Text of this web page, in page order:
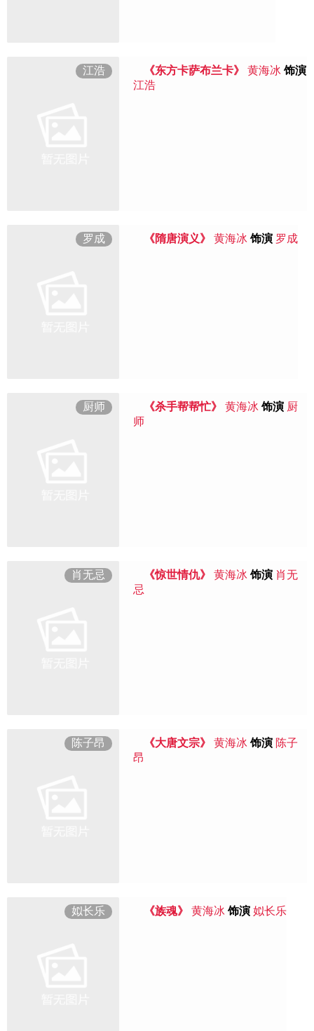
江浩 《东方卡萨布兰卡》 黄海冰 饰演
江浩
罗成 《隋唐演义》 黄海冰 饰演 罗成
厨师 《杀手帮帮忙》 黄海冰 饰演 厨
师
肖无忌 《惊世情仇》 黄海冰 饰演 肖无
忌
陈子昂 《大唐文宗》 黄海冰 饰演 陈子
昂
姒长乐 《族魂》 黄海冰 饰演 姒长乐